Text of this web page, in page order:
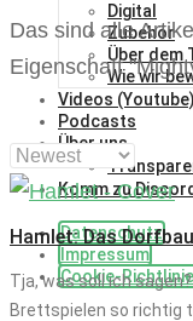
Digital
Zubehör
Über dem
Wie wir
Videos (Youtube)
Podcasts
Über uns
Komm zu
Datenschutz
Impressum
Cookie-
Das sind alle
Eigenschaft "
Hamlet: Das
Tja, was soll ich
Brettspielen so richtig